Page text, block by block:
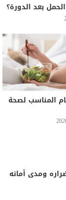
بعد الدورة؟
المناسب لصحة
ومدى أمانه